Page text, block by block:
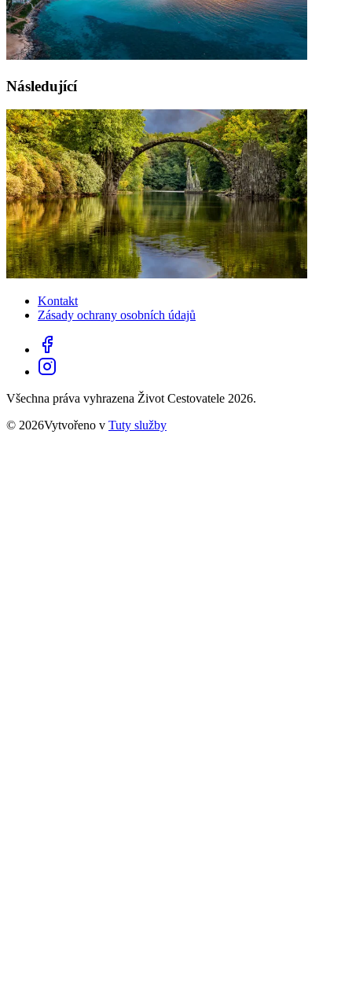
Následující
Kontakt
Zásady ochrany osobních údajů
Všechna práva vyhrazena Život Cestovatele 2026.
© 2026Vytvořeno v Tuty služby